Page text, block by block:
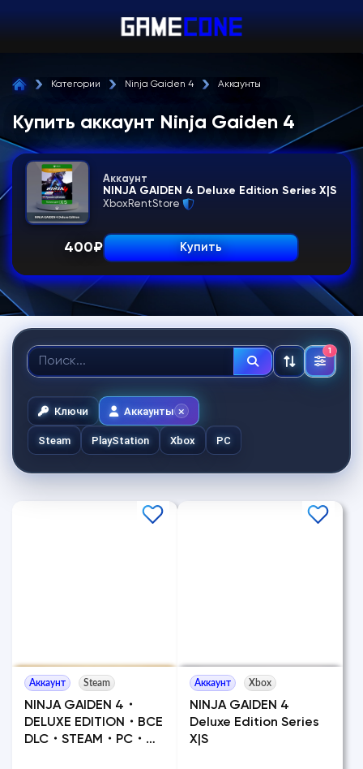
Категории Ninja Gaiden 4 Аккаунты
Купить аккаунт Ninja Gaiden 4
Аккаунт
NINJA GAIDEN 4 Deluxe Edition Series X|S
XboxRentStore
400₽ Купить
1
Ключи Аккаунты
Steam PlayStation Xbox PC
Аккаунт Steam
NINJA GAIDEN 4・
DELUXE EDITION・ВСЕ
DLC・STEAM・PC・
Аккаунт Xbox
NINJA GAIDEN 4
Deluxe Edition Series
X|S